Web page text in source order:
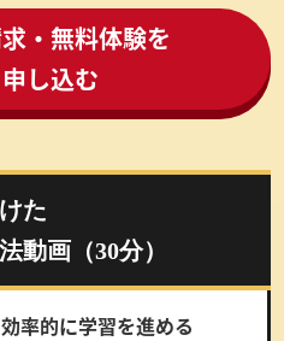
・無料体験を
申し込む
た
動画（30分）
率的に学習を進める